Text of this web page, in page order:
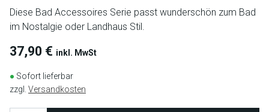
Diese Bad Accessoires Serie passt wunderschön zum Bad
im Nostalgie oder Landhaus Stil.
37,90 € inkl. MwSt
● Sofort lieferbar
zzgl. Versandkosten